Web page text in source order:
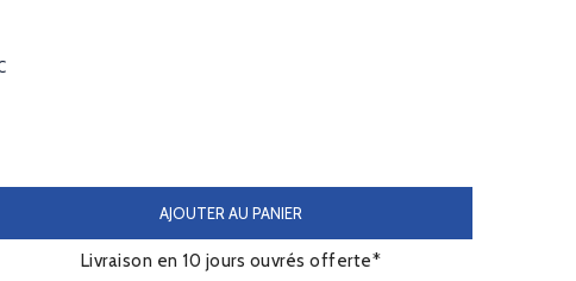
AJOUTER AU PANIER
Livraison en 10 jours ouvrés offerte*